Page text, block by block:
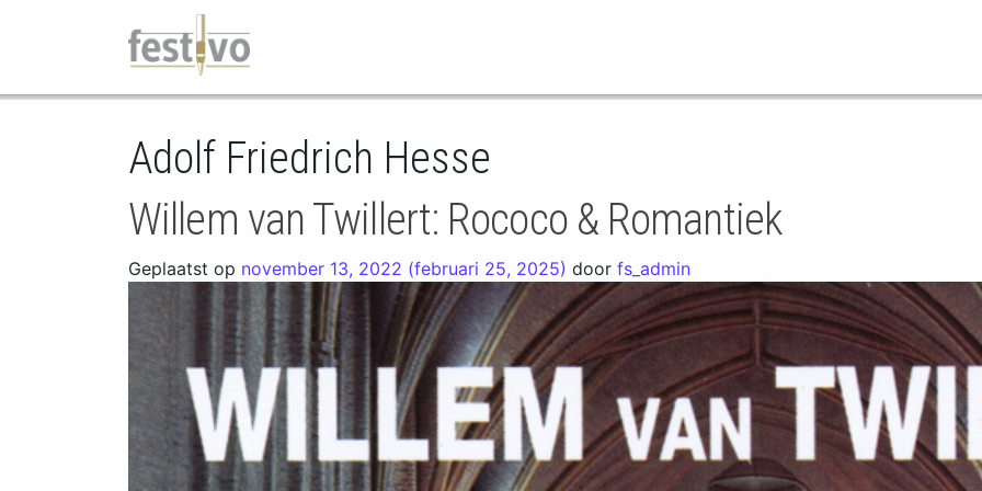
Hoofdnavigatie
Adolf Friedrich Hesse
Willem van Twillert: Rococo & Romantiek
Geplaatst op november 13, 2022 (februari 25, 2025) door fs_admin